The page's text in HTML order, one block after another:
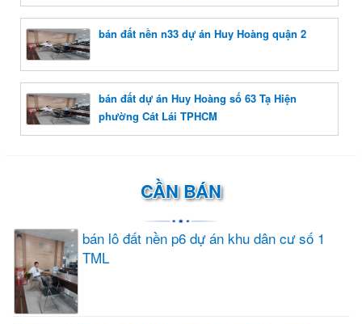
bán đất nền n33 dự án Huy Hoàng quận 2
bán đất dự án Huy Hoàng số 63 Tạ Hiện
phường Cát Lái TPHCM
CẦN BÁN
bán lô đất nền p6 dự án khu dân cư số 1
TML